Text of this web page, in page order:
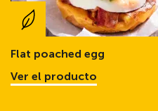
Flat poached egg
Ver el producto